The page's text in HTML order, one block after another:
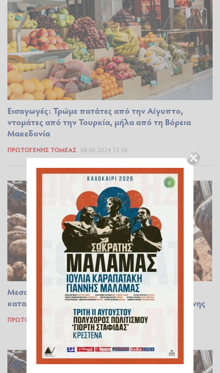
Εισαγωγές: Τρώμε πατάτες από την Αίγυπτο,
ντομάτες από την Τουρκία, μήλα από τη Βόρεια
Μακεδονία
ΠΡΩΤΟΓΕΝΉΣ ΤΟΜΈΑΣ 08.06.2024 12:36
Μεσσηνία: Παιχνίδια εμπόρων & πολιτείας
καταγγέλλουν οι πατατοπαραγωγοί της Μεσσήνης
ΠΡΩΤΟΓΕΝΉΣ ΤΟΜΈΑΣ 20.04.2024 13:38